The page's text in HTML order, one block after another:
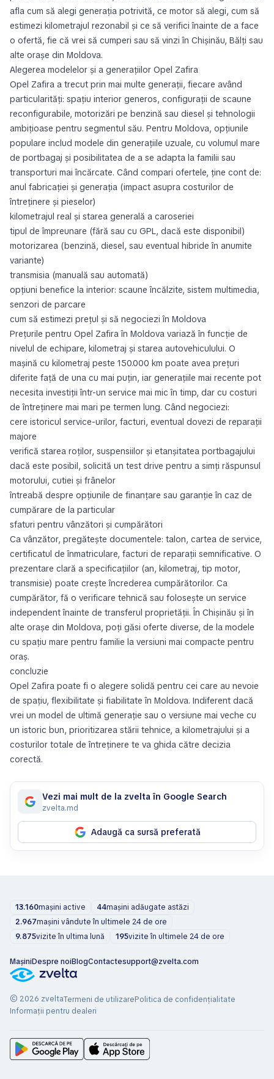
afla cum să alegi generația potrivită, ce motor să alegi, cum să
estimezi kilometrajul rezonabil și ce să verifici înainte de a face
o ofertă, fie că vrei să cumperi sau să vinzi în Chișinău, Bălți sau
alte orașe din Moldova.
Alegerea modelelor și a generațiilor Opel Zafira
Opel Zafira a trecut prin mai multe generații, fiecare având
particularități: spațiu interior generos, configurații de scaune
reconfigurabile, motorizări pe benzină sau diesel și tehnologii
ambițioase pentru segmentul său. Pentru Moldova, opțiunile
populare includ modele din generațiile uzuale, cu volumul mare
de portbagaj și posibilitatea de a se adapta la familii sau
transporturi mai încărcate. Când compari ofertele, ține cont de:
anul fabricației și generația (impact asupra costurilor de
întreținere și pieselor)
kilometrajul real și starea generală a caroseriei
tipul de împreunare (fără sau cu GPL, dacă este disponibil)
motorizarea (benzină, diesel, sau eventual hibride în anumite
variante)
transmisia (manuală sau automată)
opțiuni benefice la interior: scaune încălzite, sistem multimedia,
senzori de parcare
cum să estimezi prețul și să negociezi în Moldova
Prețurile pentru Opel Zafira în Moldova variază în funcție de
nivelul de echipare, kilometraj și starea autovehiculului. O
mașină cu kilometraj peste 150.000 km poate avea prețuri
diferite față de una cu mai puțin, iar generațiile mai recente pot
necesita investiții într-un service mai mic în timp, dar cu costuri
de întreținere mai mari pe termen lung. Când negociezi:
cere istoricul service-urilor, facturi, eventual dovezi de reparații
majore
verifică starea roților, suspensiilor și etanșitatea portbagajului
dacă este posibil, solicită un test drive pentru a simți răspunsul
motorului, cutiei și frânelor
întreabă despre opțiunile de finanțare sau garanție în caz de
cumpărare de la particular
sfaturi pentru vânzători și cumpărători
Ca vânzător, pregătește documentele: talon, cartea de service,
certificatul de înmatriculare, facturi de reparații semnificative. O
prezentare clară a specificațiilor (an, kilometraj, tip motor,
transmisie) poate crește încrederea cumpărătorilor. Ca
cumpărător, fă o verificare tehnică sau folosește un service
independent înainte de transferul proprietății. În Chișinău și în
alte orașe din Moldova, poți găsi oferte diverse, de la modele
cu spațiu mare pentru familie la versiuni mai compacte pentru
oraș.
concluzie
Opel Zafira poate fi o alegere solidă pentru cei care au nevoie
de spațiu, flexibilitate și fiabilitate în Moldova. Indiferent dacă
vrei un model de ultimă generație sau o versiune mai veche cu
un istoric bun, prioritizarea stării tehnice, a kilometrajului și a
costurilor totale de întreținere te va ghida către decizia
corectă.
Vezi mai mult de la zvelta în Google Search
zvelta.md
Adaugă ca sursă preferată
13.160mașini active 44mașini adăugate astăzi
2.967mașini vândute în ultimele 24 de ore
9.875vizite în ultima lună 195vizite în ultimele 24 de ore
MașiniDespre noiBlogContactesupport@zvelta.com
© 2026 zveltaTermeni de utilizarePolitica de confidențialitate
Informații pentru dealeri